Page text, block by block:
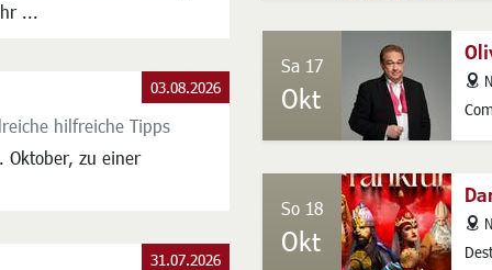
...
hilfreiche Tipps
Oktober, zu einer
03.08.2026
31.07.2026
Sa 17
Okt
address
So 18
Okt
address